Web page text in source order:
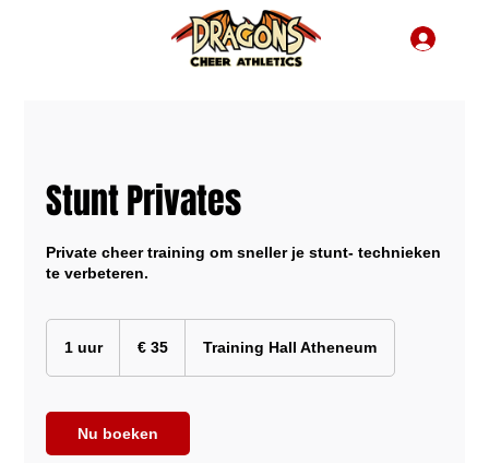
Stunt Privates
Private cheer training om sneller je stunt- technieken
te verbeteren.
1 uur1
€ 35 Training Hall Atheneum
Nu boeken